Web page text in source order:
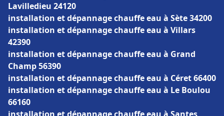
Lavilledieu 24120
installation et dépannage chauffe eau à Sète 34200
installation et dépannage chauffe eau à Villars
42390
installation et dépannage chauffe eau à Grand
Champ 56390
installation et dépannage chauffe eau à Céret 66400
installation et dépannage chauffe eau à Le Boulou
66160